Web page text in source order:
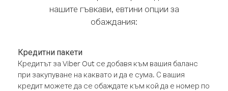
нашите гъвкави, евтини опции за
обаждания:
Кредитни пакети
Кредитът за Viber Out се добавя към вашия баланс
при закупуване на каквато и да е сума. С вашия
кредит можете да се обаждате към кой да е номер по